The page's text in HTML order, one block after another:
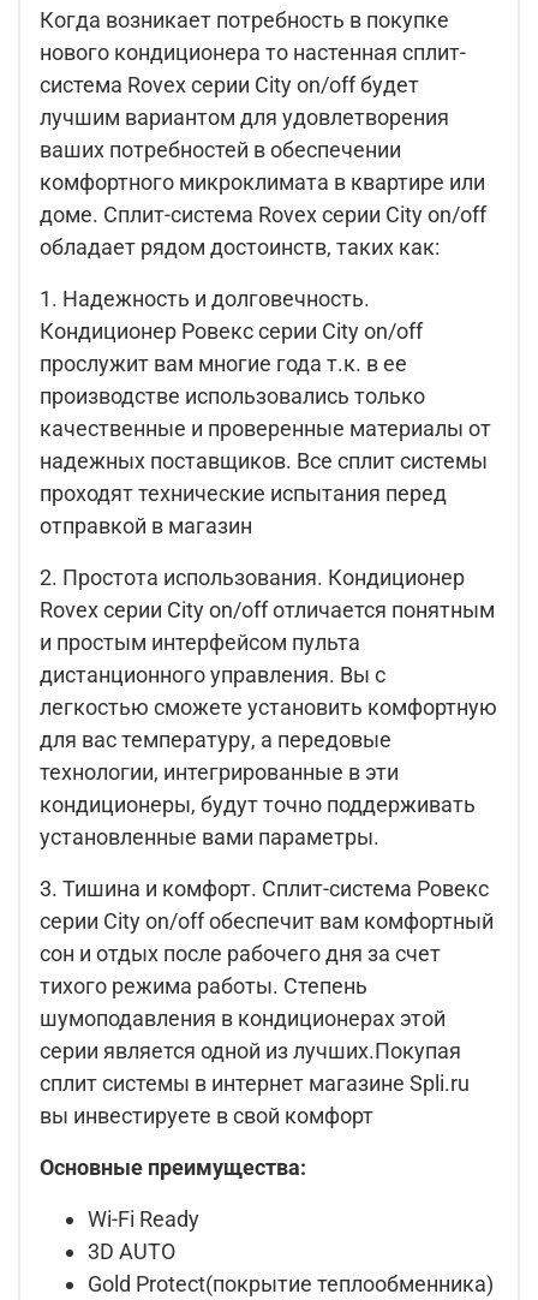
Когда возникает потребность в покупке
нового кондиционера то настенная сплит-
система Rovex серии City on/off будет
лучшим вариантом для удовлетворения
ваших потребностей в обеспечении
комфортного микроклимата в квартире или
доме. Сплит-система Rovex серии City on/off
обладает рядом достоинств, таких как:
1. Надежность и долговечность.
Кондиционер Ровекс серии City on/off
прослужит вам многие года т.к. в ее
производстве использовались только
качественные и проверенные материалы от
надежных поставщиков. Все сплит системы
проходят технические испытания перед
отправкой в магазин
2. Простота использования. Кондиционер
Rovex серии City on/off отличается понятным
и простым интерфейсом пульта
дистанционного управления. Вы с
легкостью сможете установить комфортную
для вас температуру, а передовые
технологии, интегрированные в эти
кондиционеры, будут точно поддерживать
установленные вами параметры.
3. Тишина и комфорт. Сплит-система Ровекс
серии City on/off обеспечит вам комфортный
сон и отдых после рабочего дня за счет
тихого режима работы. Степень
шумоподавления в кондиционерах этой
серии является одной из лучших.Покупая
сплит системы в интернет магазине Spli.ru
вы инвестируете в свой комфорт
Основные преимущества:
Wi-Fi Ready
3D AUTO
Gold Protect(покрытие теплообменника)